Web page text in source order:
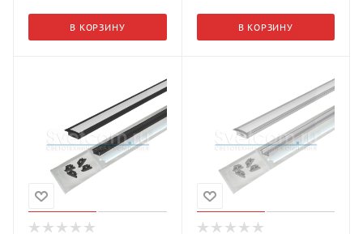
В КОРЗИНУ В КОРЗИНУ